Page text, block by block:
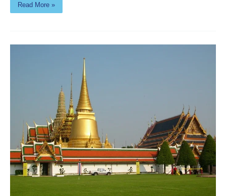
Read More »